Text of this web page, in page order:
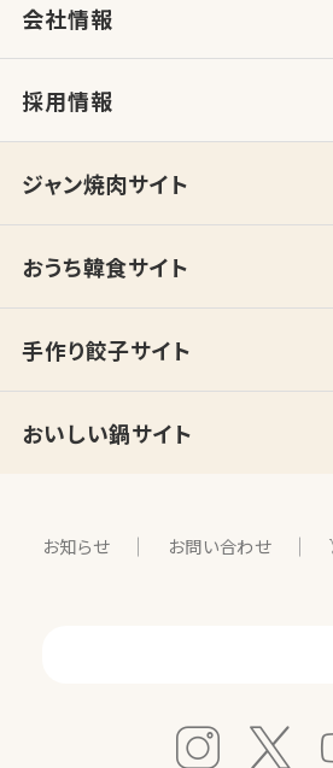
会社情報
採用情報
ジャン焼肉サイト
おうち韓食サイト
手作り餃子サイト
おいしい鍋サイト
お知らせ お問い合わせ